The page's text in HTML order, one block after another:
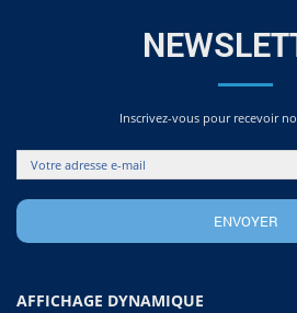
Inscrivez-vous pour recevoir
AFFICHAGE DYNAMIQUE